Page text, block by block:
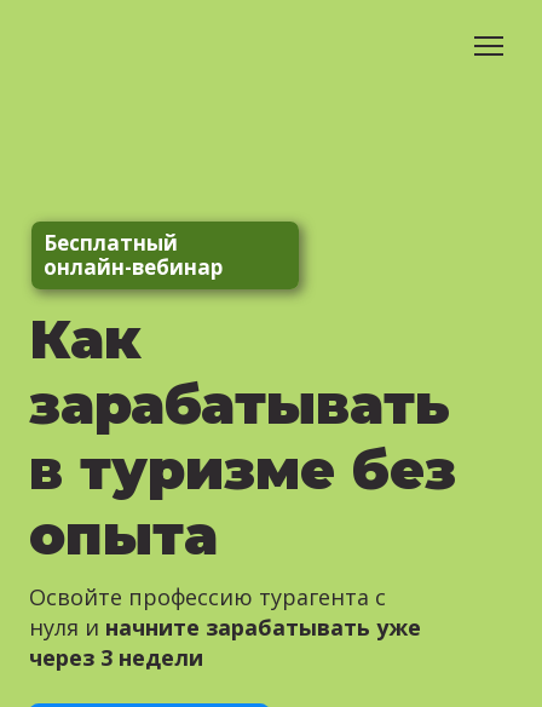
Как
зарабатывать
в туризме без
опыта
Бесплатный
онлайн-вебинар
Освойте профессию турагента с
нуля и начните зарабатывать уже
через 3 недели